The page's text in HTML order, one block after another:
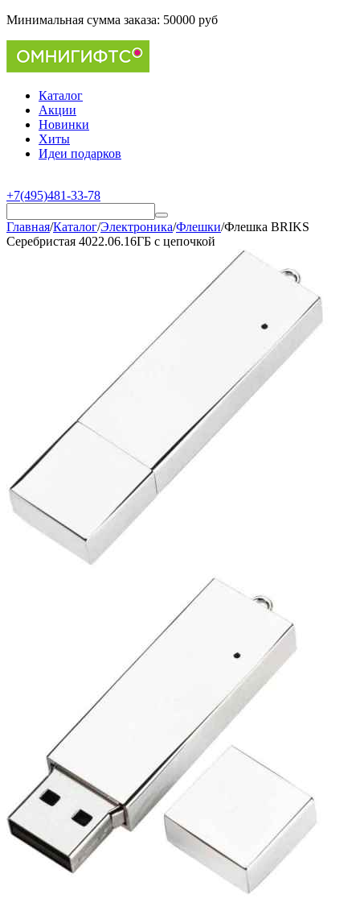
Минимальная сумма заказа: 50000 руб
Каталог
Акции
Новинки
Хиты
Идеи подарков
+7(495)481-33-78
Главная/Каталог/Электроника/Флешки/Флешка BRIKS
Серебристая 4022.06.16ГБ с цепочкой